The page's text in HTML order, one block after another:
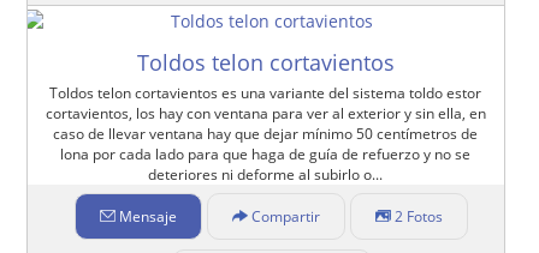
Toldos telon cortavientos
Toldos telon cortavientos es una variante del sistema toldo estor
cortavientos, los hay con ventana para ver al exterior y sin ella, en
caso de llevar ventana hay que dejar mínimo 50 centímetros de
lona por cada lado para que haga de guía de refuerzo y no se
deteriores ni deforme al subirlo o...
Mensaje Compartir 2 Fotos